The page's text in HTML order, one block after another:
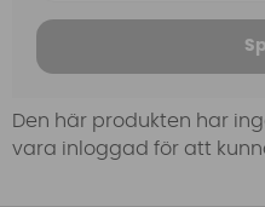
Den här produkten har
vara inloggad för att